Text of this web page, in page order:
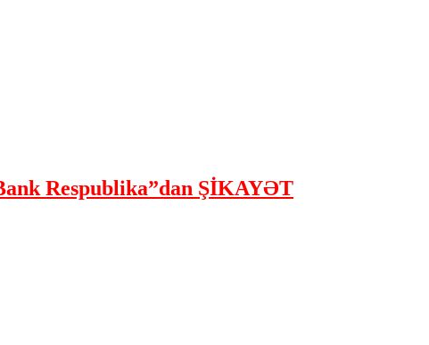
Respublika”dan ŞİKAYƏT